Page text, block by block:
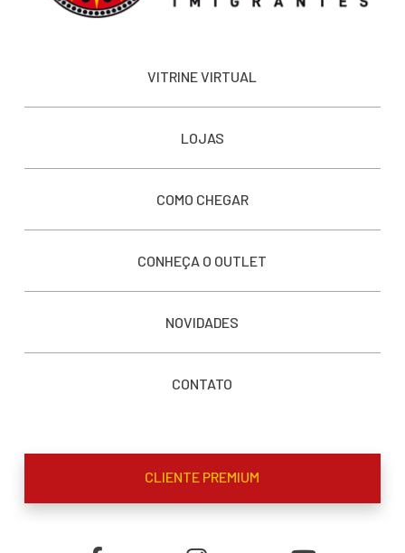
VITRINE VIRTUAL
LOJAS
COMO CHEGAR
CONHEÇA O OUTLET
NOVIDADES
CONTATO
CLIENTE PREMIUM